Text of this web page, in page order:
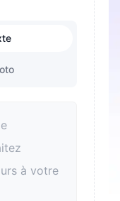
moyen de
à se
améliorer
le sens
est
et de
peut
de passer du
les